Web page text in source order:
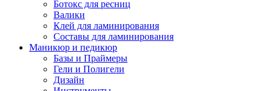
Ботокс для ресниц
Валики
Клей для ламинирования
Составы для ламинирования
Маникюр и педикюр
Базы и Праймеры
Гели и Полигели
Дизайн